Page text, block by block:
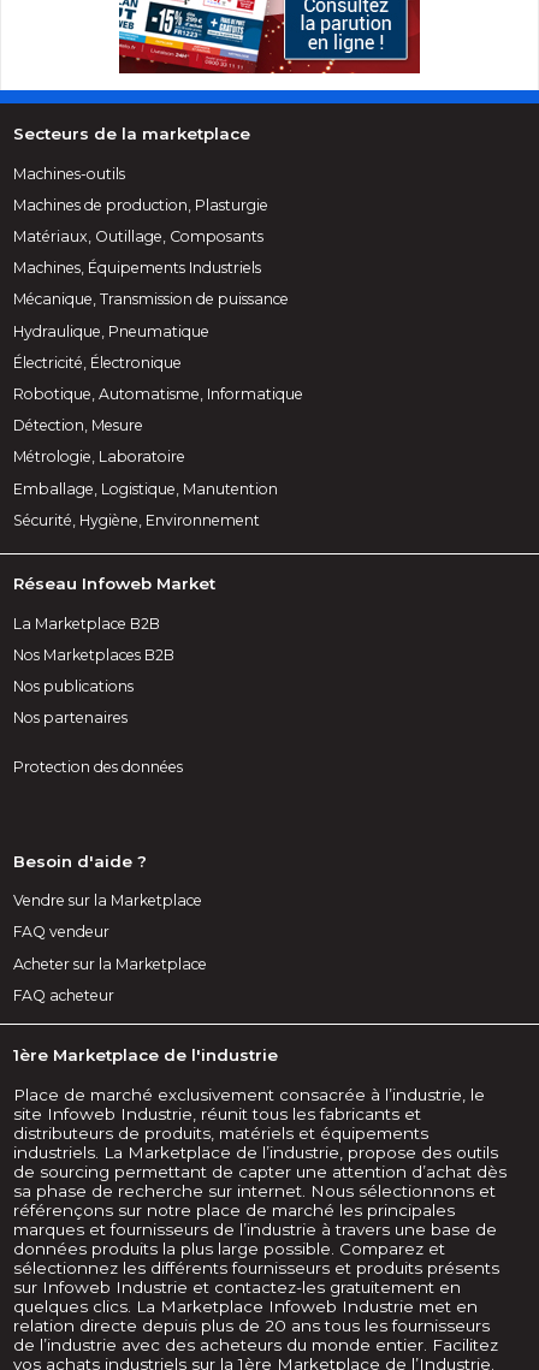
Secteurs de la marketplace
Machines-outils
Machines de production, Plasturgie
Matériaux, Outillage, Composants
Machines, Équipements Industriels
Mécanique, Transmission de puissance
Hydraulique, Pneumatique
Électricité, Électronique
Robotique, Automatisme, Informatique
Détection, Mesure
Métrologie, Laboratoire
Emballage, Logistique, Manutention
Sécurité, Hygiène, Environnement
Réseau Infoweb Market
La Marketplace B2B
Nos Marketplaces B2B
Nos publications
Nos partenaires
Protection des données
Besoin d'aide ?
Vendre sur la Marketplace
FAQ vendeur
Acheter sur la Marketplace
FAQ acheteur
1ère Marketplace de l'industrie
Place de marché exclusivement consacrée à l’industrie, le
site Infoweb Industrie, réunit tous les fabricants et
distributeurs de produits, matériels et équipements
industriels. La Marketplace de l’industrie, propose des outils
de sourcing permettant de capter une attention d’achat dès
sa phase de recherche sur internet. Nous sélectionnons et
référençons sur notre place de marché les principales
marques et fournisseurs de l’industrie à travers une base de
données produits la plus large possible. Comparez et
sélectionnez les différents fournisseurs et produits présents
sur Infoweb Industrie et contactez-les gratuitement en
quelques clics. La Marketplace Infoweb Industrie met en
relation directe depuis plus de 20 ans tous les fournisseurs
de l’industrie avec des acheteurs du monde entier. Facilitez
vos achats industriels sur la 1ère Marketplace de l’Industrie.